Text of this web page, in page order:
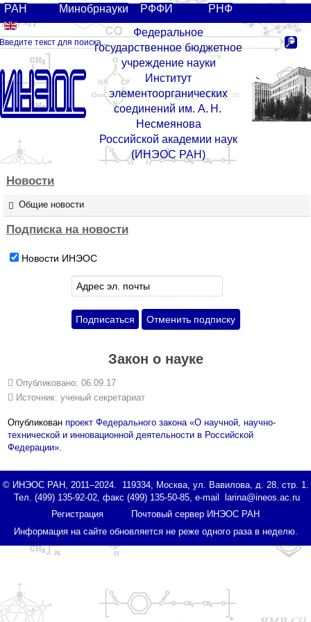
РАН Минобрнауки РФФИ
РНФ
Федеральное
государственное бюджетное
учреждение науки
Институт
элементоорганических
соединений им. А. Н.
Несмеянова
Российской академии наук
(ИНЭОС РАН)
Новости
Общие новости
Подписка на новости
Новости ИНЭОС
Закон о науке
Опубликовано: 06.09.17
Источник: ученый секретариат
Опубликован проект Федерального закона «О научной, научно-
технической и инновационной деятельности в Российской
Федерации»
© ИНЭОС РАН, 2011–2024. 119334, Москва, ул. Вавилова, д. 28, стр. 1.
Тел. (499) 135-92-02, факс (499) 135-50-85, e-mail
Регистрация
Почтовый сервер ИНЭОС РАН
Информация на сайте обновляется не реже одного раза в неделю.